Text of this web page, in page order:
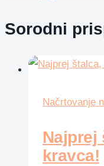
Sorodni
Načrtovanje
Najprej
kravca!